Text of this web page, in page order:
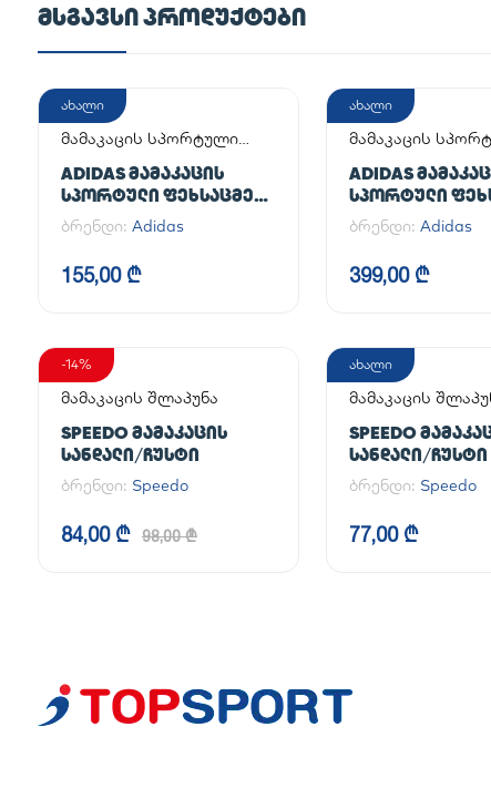
ᲛᲡᲒᲐᲕᲡᲘ ᲞᲠᲝᲓᲣᲥᲢᲔᲑᲘ
ახალი
მამაკაცის სპორტული
ADIDAS ᲛᲐᲛᲐᲙᲐᲪᲘᲡ
ᲡᲞᲝᲠᲢᲣᲚᲘ ᲤᲔᲮᲡᲐᲪᲛᲔᲚᲘ
ADILETTE
ბრენდი: Adidas
155,00 ₾
ახალი
მამაკაცის
ADIDAS
ᲡᲞᲝᲠᲢᲣᲚᲘ
HANDBALL
ბრენდი: Adidas
399,00 ₾
-14%
მამაკაცის შლაპუნა
SPEEDO ᲛᲐᲛᲐᲙᲐᲪᲘᲡ
ᲡᲐᲜᲓᲐᲚᲘ/ᲩᲣᲡᲢᲘ
ბრენდი: Speedo
84,00 ₾ 98,00 ₾
ახალი
მამაკაცის
SPEEDO
ᲡᲐᲜᲓᲐᲚᲘ/ᲩᲣᲡᲢᲘ
ბრენდი: Speedo
77,00 ₾